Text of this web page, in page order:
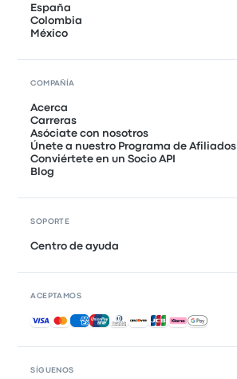
SÍGUENOS
España
Colombia
México
COMPAÑÍA
Acerca
Carreras
Asóciate con nosotros
Únete a nuestro Programa de Afiliados
Conviértete en un Socio API
Blog
SOPORTE
Centro de ayuda
ACEPTAMOS
Pagos aceptados